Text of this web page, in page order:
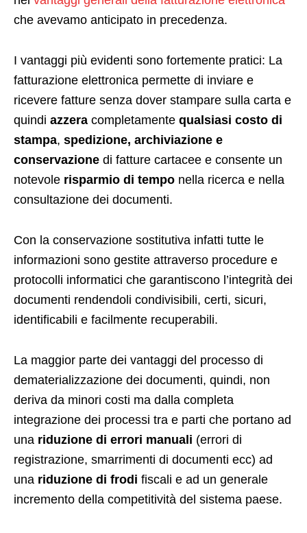
che avevamo anticipato in precedenza.
I vantaggi più evidenti sono fortemente pratici: La
fatturazione elettronica permette di inviare e
ricevere fatture senza dover stampare sulla carta e
quindi azzera completamente qualsiasi costo di
stampa, spedizione, archiviazione e
conservazione di fatture cartacee e consente un
notevole risparmio di tempo nella ricerca e nella
consultazione dei documenti.
Con la conservazione sostitutiva infatti tutte le
informazioni sono gestite attraverso procedure e
protocolli informatici che garantiscono l’integrità dei
documenti rendendoli condivisibili, certi, sicuri,
identificabili e facilmente recuperabili.
La maggior parte dei vantaggi del processo di
dematerializzazione dei documenti, quindi, non
deriva da minori costi ma dalla completa
integrazione dei processi tra e parti che portano ad
una riduzione di errori manuali (errori di
registrazione, smarrimenti di documenti ecc) ad
una riduzione di frodi fiscali e ad un generale
incremento della competitività del sistema paese.